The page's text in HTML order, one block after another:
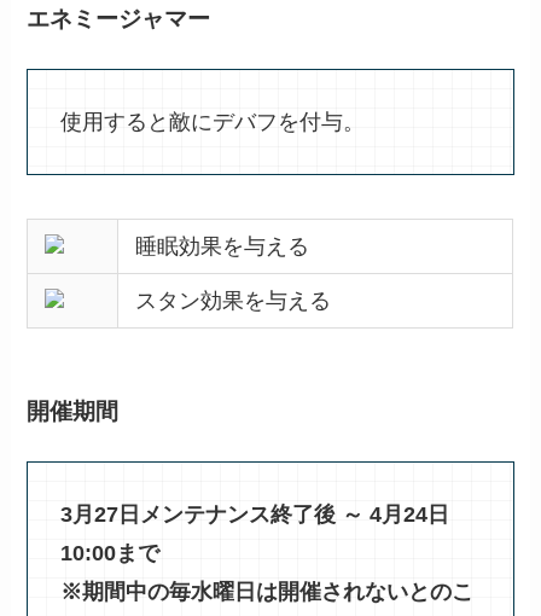
エネミージャマー
使用すると敵にデバフを付与。
睡眠効果を与える
スタン効果を与える
開催期間
3月27日メンテナンス終了後 ～ 4月24日
10:00まで
※期間中の毎水曜日は開催されないとのこ